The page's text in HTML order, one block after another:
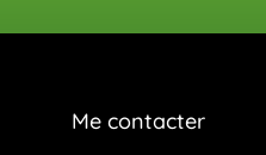
Me contacter